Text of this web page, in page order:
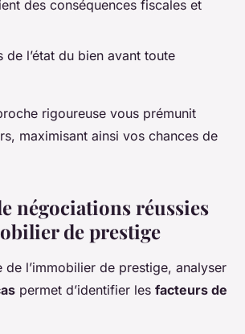
des conséquences fiscales et
de l’état du bien avant toute
rigoureuse vous prémunit
maximisant ainsi vos chances de
négociations réussies
de prestige
de l’immobilier de prestige, analyser
permet d’identifier les facteurs de